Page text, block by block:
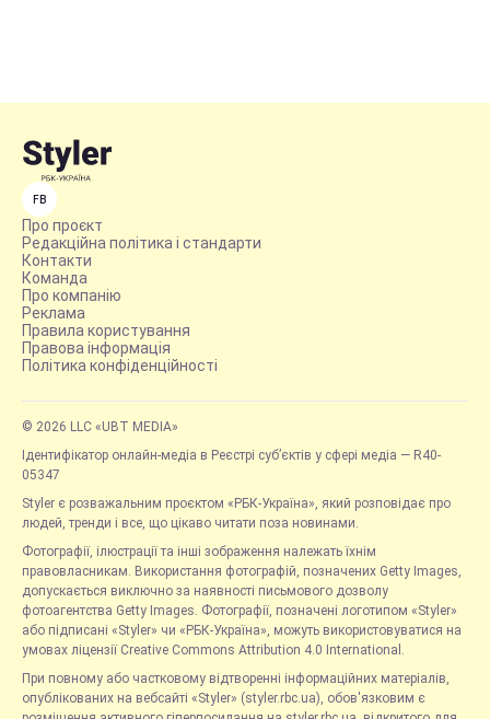
FB
Про проєкт
Редакційна політика і стандарти
Контакти
Команда
Про компанію
Реклама
Правила користування
Правова інформація
Політика конфіденційності
© 2026 LLC «UBT MEDIA»
Ідентифікатор онлайн-медіа в Реєстрі суб’єктів у сфері медіа — R40-
05347
Styler є розважальним проєктом «РБК-Україна», який розповідає про
людей, тренди і все, що цікаво читати поза новинами.
Фотографії, ілюстрації та інші зображення належать їхнім
правовласникам. Використання фотографій, позначених Getty Images,
допускається виключно за наявності письмового дозволу
фотоагентства Getty Images. Фотографії, позначені логотипом «Styler»
або підписані «Styler» чи «РБК-Україна», можуть використовуватися на
умовах ліцензії Creative Commons Attribution 4.0 International.
При повному або частковому відтворенні інформаційних матеріалів,
опублікованих на вебсайті «Styler» (styler.rbc.ua), обов'язковим є